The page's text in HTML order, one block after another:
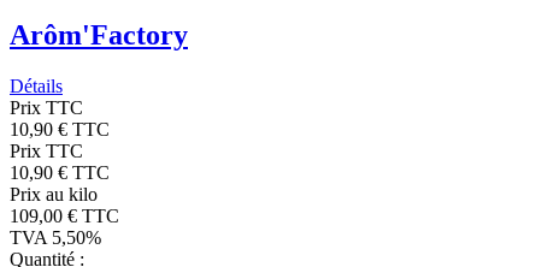
Arôm'Factory
Détails
Prix TTC
10,90 € TTC
Prix TTC
10,90 € TTC
Prix au kilo
109,00 € TTC
TVA 5,50%
Quantité :